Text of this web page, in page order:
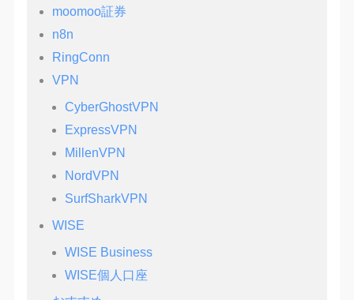
moomoo証券
n8n
RingConn
VPN
CyberGhostVPN
ExpressVPN
MillenVPN
NordVPN
SurfSharkVPN
WISE
WISE Business
WISE個人口座